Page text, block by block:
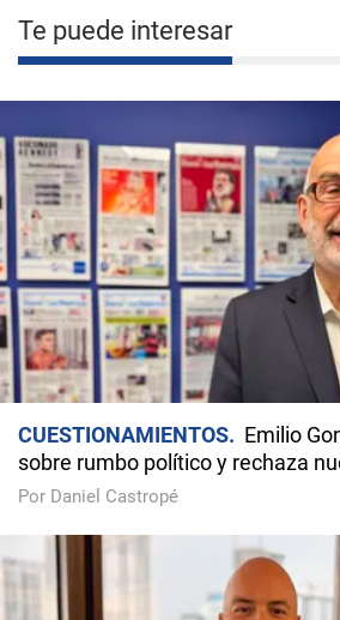
Te puede interesar
CUESTIONAMIENTOS
Emilio
sobre rumbo político y rechaza
Por Daniel Castropé